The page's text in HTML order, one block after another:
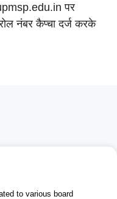
पर
नंबर कैप्चा दर्ज करके
to various board